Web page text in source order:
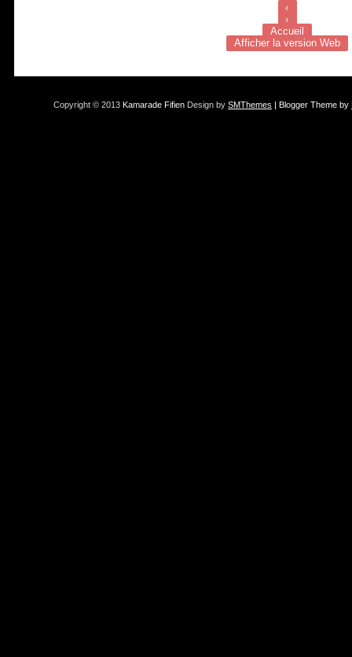
‹
›
Accueil
Afficher la version Web
Copyright © 2013 Kamarade Fifien Design by SMThemes | Blogger Theme by